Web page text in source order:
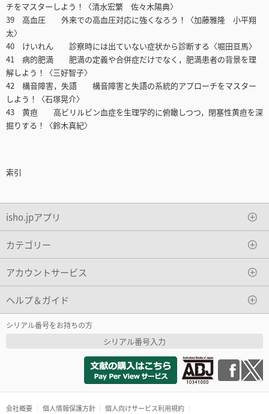
チをマスターしよう！〈清水宏繁 佐々木陽典〉
39 高血圧 外来での高血圧対応に強くなろう！〈加藤雅隆 小平翔
太〉
40 けいれん 診察時には出ていない症状から診断する〈堀田亘馬〉
41 病的肥満 肥満の定義や合併症だけでなく，肥満患者の背景を理
解しよう！〈三好智子〉
42 構音障害，失語 構音障害と失語の系統的アプローチをマスター
しよう！〈石塚晃介〉
43 黄疸 高ビリルビン血症を生理学的に俯瞰しつつ，閉塞性黄疸を深
掘りする！〈鈴木真紀〉
索引
isho.jpアプリ
カテゴリー
アカウントサービス
ヘルプ＆ガイド
シリアル番号をお持ちの方
シリアル番号入力
会社概要 個人情報保護方針 個人向けサービス利用規約